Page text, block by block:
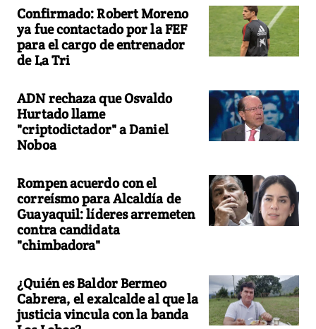
Confirmado: Robert Moreno
ya fue contactado por la FEF
para el cargo de entrenador
de La Tri
ADN rechaza que Osvaldo
Hurtado llame
"criptodictador" a Daniel
Noboa
Rompen acuerdo con el
correísmo para Alcaldía de
Guayaquil: líderes arremeten
contra candidata
"chimbadora"
¿Quién es Baldor Bermeo
Cabrera, el exalcalde al que la
justicia vincula con la banda